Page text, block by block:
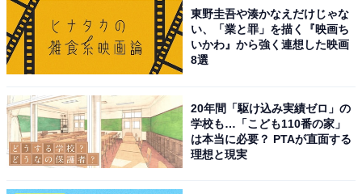
これらで改善しない場合は、関連ソフトなどのキャッシ
ュを削除する、いったんアンインストールしてインスト
東野圭吾や湊かなえだけじゃな
い、「業と罪」を描く『映画ち
いかわ』から強く連想した映画
8選
20年間「駆け込み実績ゼロ」の
学校も…「こども110番の家」
は本当に必要？ PTAが直面する
理想と現実